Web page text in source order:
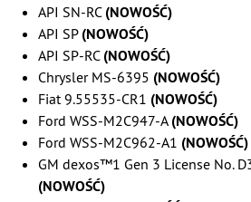
API SN-RC (NOWOŚĆ)
API SP (NOWOŚĆ)
API SP-RC (NOWOŚĆ)
Chrysler MS-6395 (NOWOŚĆ)
Fiat 9.55535-CR1 (NOWOŚĆ)
Ford WSS-M2C947-A (NOWOŚĆ)
Ford WSS-M2C962-A1 (NOWOŚĆ)
GM dexos™1 Gen 3 License No.
(NOWOŚĆ)